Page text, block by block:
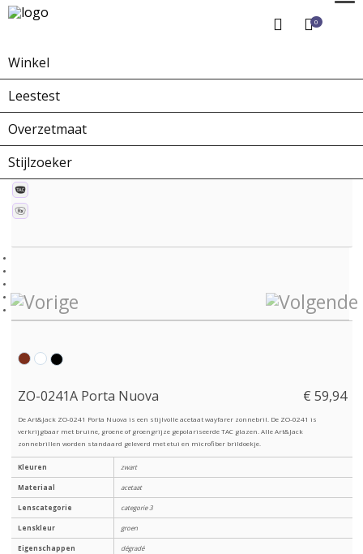
0
Winkel
Leestest
Overzetmaat
Stijlzoeker
Home Winkel
ZO-0241A Porta Nuova € 59,94
De Art&Jack ZO-0241 Porta Nuova is een stijlvolle acetaat wayfarer zonnebril. De ZO-0241 is
verkrijgbaar met bruine, groene of groengrijze gepolariseerde TAC glazen. Alle Art&Jack
zonnebrillen worden standaard geleverd met etui en microfiber brildoekje.
Kleuren zwart
Materiaal acetaat
Lenscategorie categorie 3
Lenskleur groen
Eigenschappen dégradé